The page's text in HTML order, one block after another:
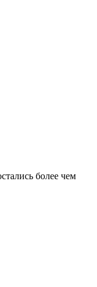
более чем